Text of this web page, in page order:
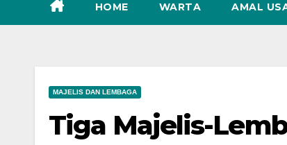
HOME WARTA AMAL
MAJELIS DAN LEMBAGA
Tiga Majelis-